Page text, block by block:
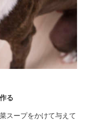
る
スープをかけて与えて